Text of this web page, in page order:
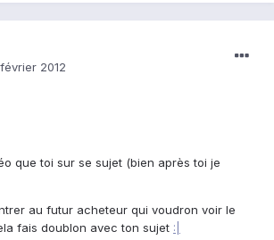
2012
que toi sur se sujet (bien après toi je
au futur acheteur qui voudron voir le
fais doublon avec ton sujet :|